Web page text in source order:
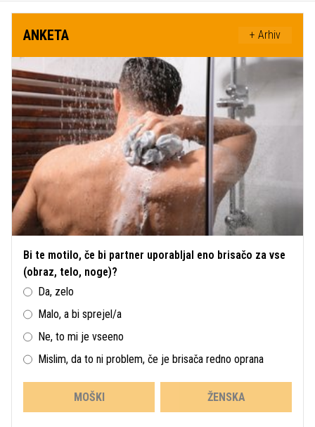
ANKETA + Arhiv
Bi te motilo, če bi partner uporabljal eno brisačo za vse
(obraz, telo, noge)?
Da, zelo
Malo, a bi sprejel/a
Ne, to mi je vseeno
Mislim, da to ni problem, če je brisača redno oprana
MOŠKI ŽENSKA